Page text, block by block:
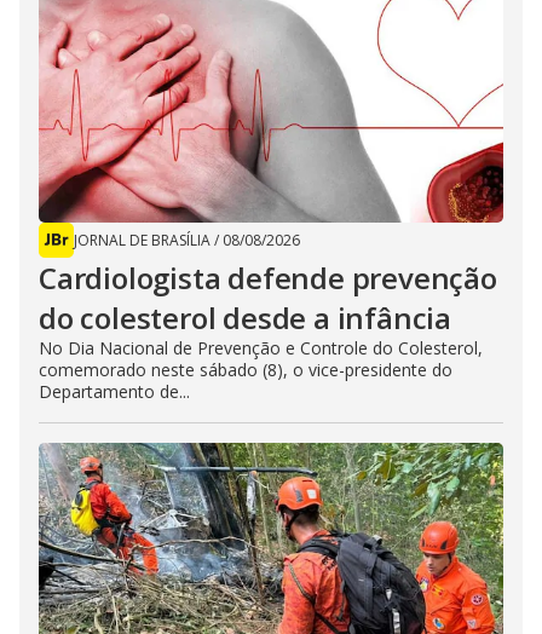
JORNAL DE BRASÍLIA/ 08/08/2026
Cardiologista defende prevenção
do colesterol desde a infância
No Dia Nacional de Prevenção e Controle do Colesterol,
comemorado neste sábado (8), o vice-presidente do
Departamento de...